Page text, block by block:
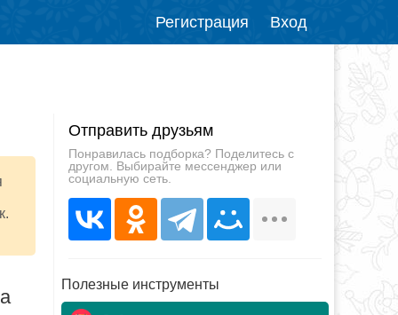
Регистрация Вход
Отправить друзьям
Понравилась подборка? Поделитесь с
другом. Выбирайте мессенджер или
социальную сеть.
Полезные инструменты